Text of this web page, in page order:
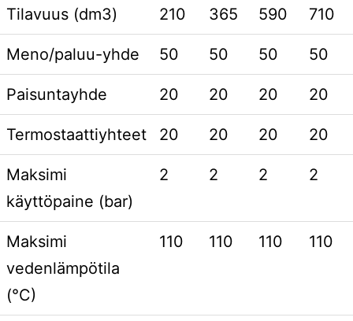
Tilavuus (dm3) 210 365 590 710
Meno/paluu-yhde 50 50 50 50
Paisuntayhde 20 20 20 20
Termostaattiyhteet 20 20 20 20
Maksimi
käyttöpaine (bar)
2 2 2 2
Maksimi
vedenlämpötila
(°C)
110 110 110 110